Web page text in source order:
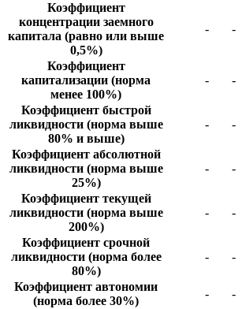
Коэффициент
концентрации заемного
капитала (равно или выше
0,5%)
- -
Коэффициент
капитализации (норма
менее 100%)
- -
Коэффициент быстрой
ликвидности (норма выше
80% и выше)
- -
Коэффициент абсолютной
ликвидности (норма выше
25%)
- -
Коэффициент текущей
ликвидности (норма выше
200%)
- -
Коэффициент срочной
ликвидности (норма более
80%)
- -
Коэффициент автономии
(норма более 30%)
- -